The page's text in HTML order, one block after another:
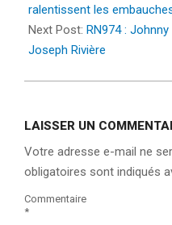
20
ralentissent les
Next Post: RN974 :
Joseph Rivière
LAISSER UN
Votre adresse e-mail ne
obligatoires sont indiqués
Commentaire
*